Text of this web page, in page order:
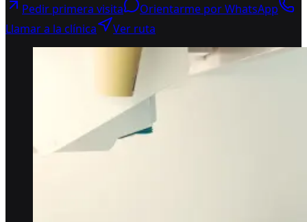
Pedir primera visita
Orientarme por WhatsApp
Llamar a la clínica
Ver ruta